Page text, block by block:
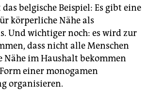
belgische Beispiel: Es gibt eine
körperliche Nähe als
Und wichtiger noch: es wird zur
dass nicht alle Menschen
Nähe im Haushalt bekommen
einer monogamen
organisieren.